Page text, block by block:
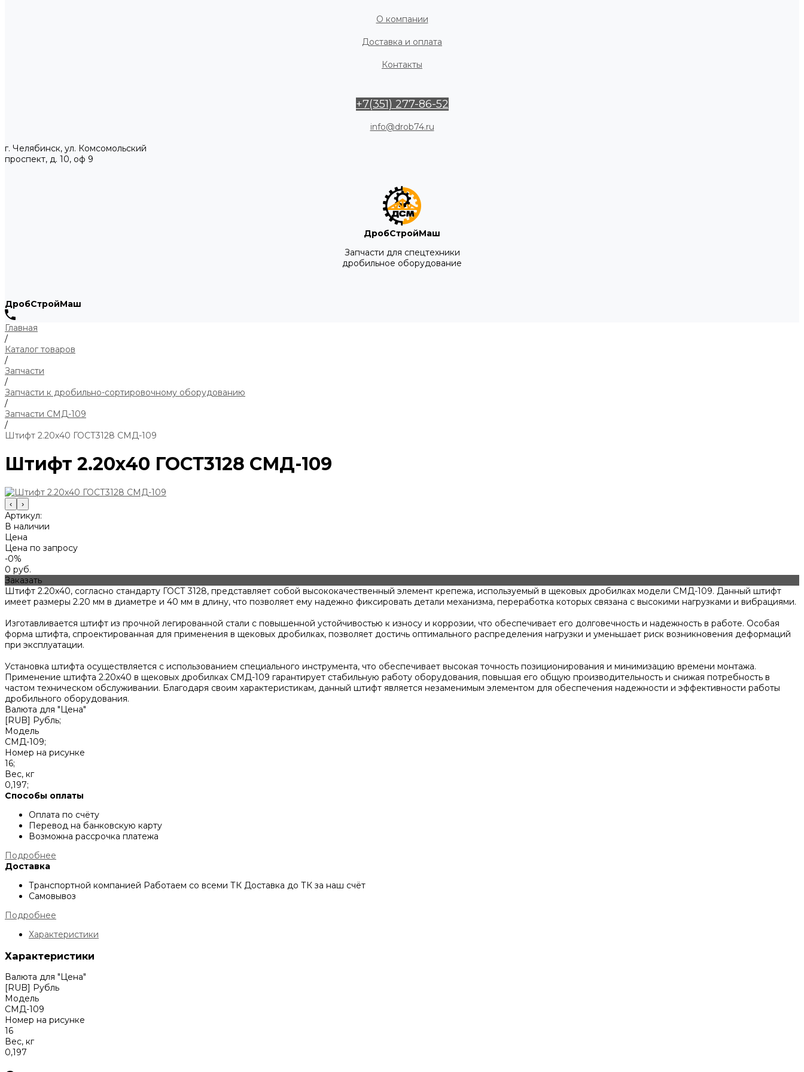
О компании
Доставка и оплата
Контакты
+7(351) 277-86-52
info@drob74.ru
г. Челябинск, ул. Комсомольский
проспект, д. 10, оф 9
ДробСтройМаш
Запчасти для спецтехники
дробильное оборудование
ДробСтройМаш
Главная
/
Каталог товаров
/
Запчасти
/
Запчасти к дробильно-сортировочному оборудованию
/
Запчасти СМД-109
/
Штифт 2.20х40 ГОСТ3128 СМД-109
Штифт 2.20х40 ГОСТ3128 СМД-109
‹ ›
Артикул:
В наличии
Цена
Цена по запросу
-0%
0 руб.
Заказать
Штифт 2.20х40, согласно стандарту ГОСТ 3128, представляет собой высококачественный элемент крепежа, используемый в щековых дробилках модели СМД-109. Данный штифт
имеет размеры 2.20 мм в диаметре и 40 мм в длину, что позволяет ему надежно фиксировать детали механизма, переработка которых связана с высокими нагрузками и вибрациями.
Изготавливается штифт из прочной легированной стали с повышенной устойчивостью к износу и коррозии, что обеспечивает его долговечность и надежность в работе. Особая
форма штифта, спроектированная для применения в щековых дробилках, позволяет достичь оптимального распределения нагрузки и уменьшает риск возникновения деформаций
при эксплуатации.
Установка штифта осуществляется с использованием специального инструмента, что обеспечивает высокая точность позиционирования и минимизацию времени монтажа.
Применение штифта 2.20х40 в щековых дробилках СМД-109 гарантирует стабильную работу оборудования, повышая его общую производительность и снижая потребность в
частом техническом обслуживании. Благодаря своим характеристикам, данный штифт является незаменимым элементом для обеспечения надежности и эффективности работы
дробильного оборудования.
Валюта для "Цена"
[RUB] Рубль;
Модель
СМД-109;
Номер на рисунке
16;
Вес, кг
0,197;
Способы оплаты
Оплата по счёту
Перевод на банковскую карту
Возможна рассрочка платежа
Подробнее
Доставка
Транспортной компанией Работаем со всеми ТК Доставка до ТК за наш счёт
Самовывоз
Подробнее
Характеристики
Характеристики
Валюта для "Цена"
[RUB] Рубль
Модель
СМД-109
Номер на рисунке
16
Вес, кг
0,197